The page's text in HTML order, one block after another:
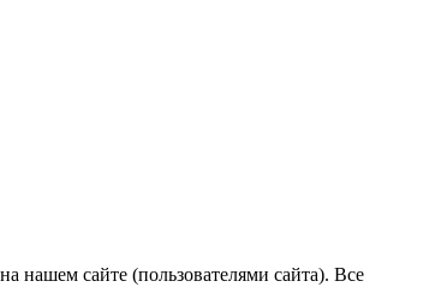
нашем сайте (пользователями сайта). Все